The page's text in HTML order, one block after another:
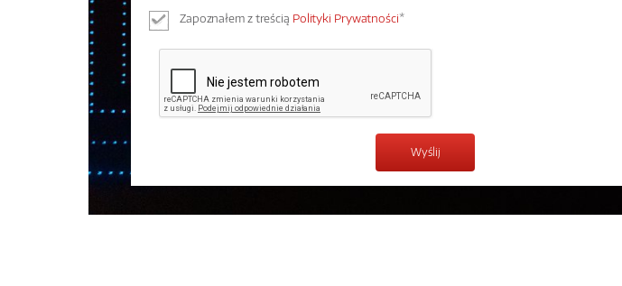
Zapoznałem z treścią Polityki Prywatności*